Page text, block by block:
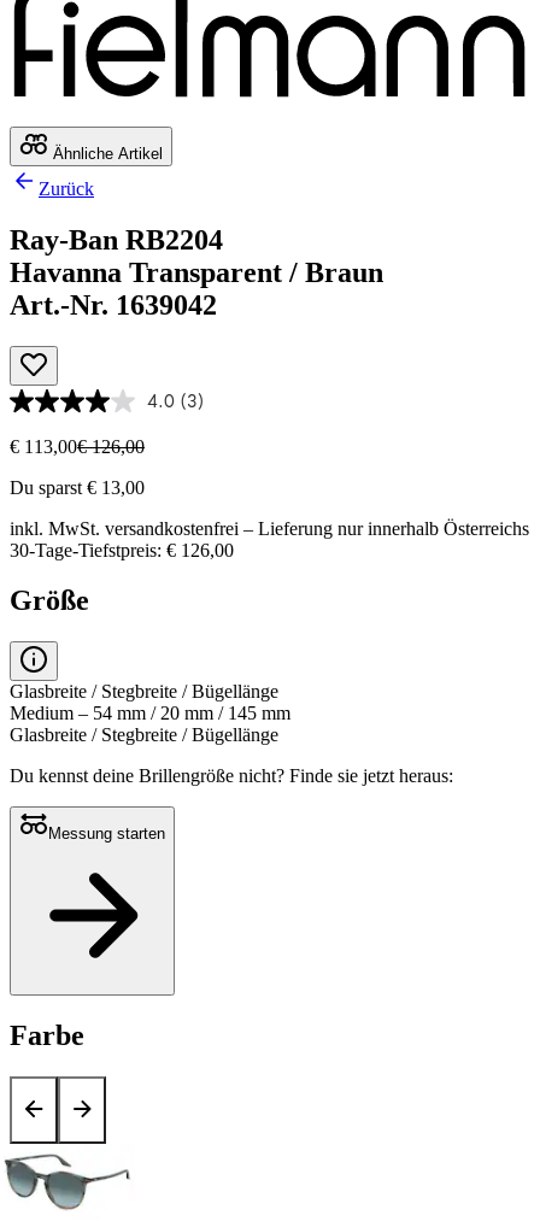
Ähnliche Artikel
Zurück
Ray-Ban RB2204
Havanna Transparent / Braun
Art.-Nr. 1639042
4.0 (3)
€ 113,00€ 126,00
Du sparst € 13,00
inkl. MwSt. versandkostenfrei – Lieferung nur innerhalb Österreichs
30-Tage-Tiefstpreis: € 126,00
Größe
Glasbreite / Stegbreite / Bügellänge
Medium – 54 mm / 20 mm / 145 mm
Glasbreite / Stegbreite / Bügellänge
Du kennst deine Brillengröße nicht? Finde sie jetzt heraus:
Messung starten
Farbe